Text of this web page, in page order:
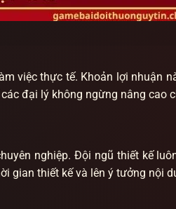
việc thực tế. Khoản lợi nhuận
đại lý không ngừng nâng cao
nghiệp. Đội ngũ thiết kế
gian thiết kế và lên ý tưởng nội